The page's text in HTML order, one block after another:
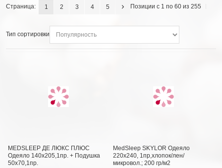
Позиции с 1 по 60 из 255
Страница: 1 2 3 4 5
Тип сортировки
MEDSLEEP ДЕ ЛЮКС ПЛЮС
Одеяло 140х205,1пр. + Подушка
50х70,1пр.
MedSleep SKYLOR Одеяло
220х240, 1пр,хлопок/лен/
микровол.; 200 гр/м2